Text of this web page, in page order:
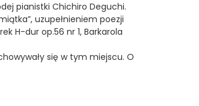
pianistki Chichiro Deguchi.
uzupełnieniem poezji
H-dur op.56 nr 1, Barkarola
się w tym miejscu. O